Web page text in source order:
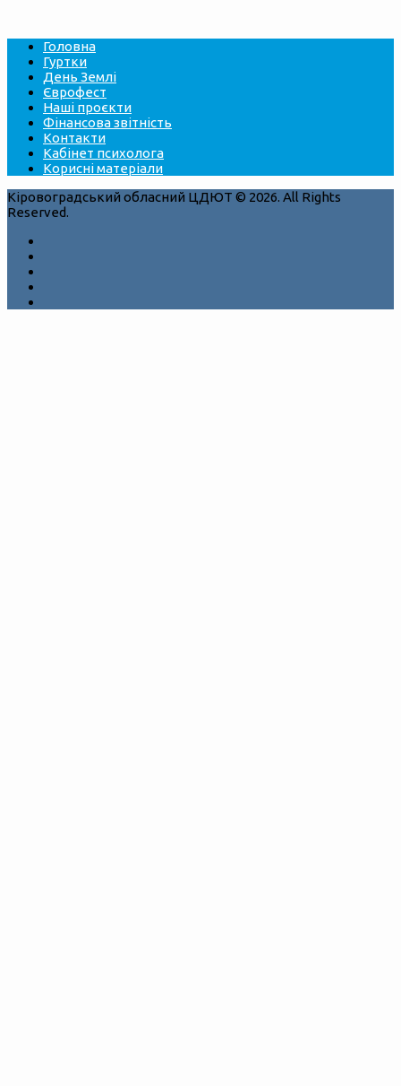
Головна
Гуртки
День Землі
Єврофест
Наші проєкти
Фінансова звітність
Контакти
Кабінет психолога
Корисні матеріали
Кіровоградський обласний ЦДЮТ © 2026. All Rights
Reserved.